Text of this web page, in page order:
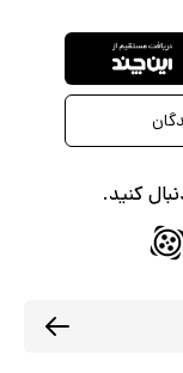
کنید.